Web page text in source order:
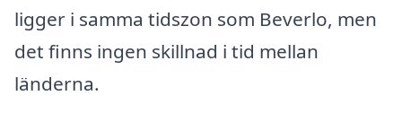
ligger i samma tidszon som Beverlo, men
det finns ingen skillnad i tid mellan
länderna.